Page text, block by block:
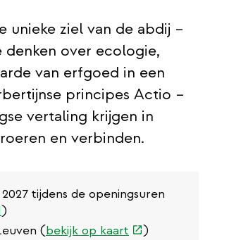
unieke ziel van de abdij –
over ecologie,
van erfgoed in een
principes Actio –
vertaling krijgen in
en verbinden.
tijdens de openingsuren
)
(bekijk op kaart (externe
)